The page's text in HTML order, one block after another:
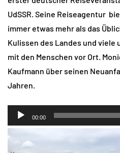
UdSSR. Seine Reiseagentur
immer etwas mehr als das
Kulissen des Landes und
mit den Menschen vor Ort.
Kaufmann über seinen
Jahren.
Audio-
Player
00:00